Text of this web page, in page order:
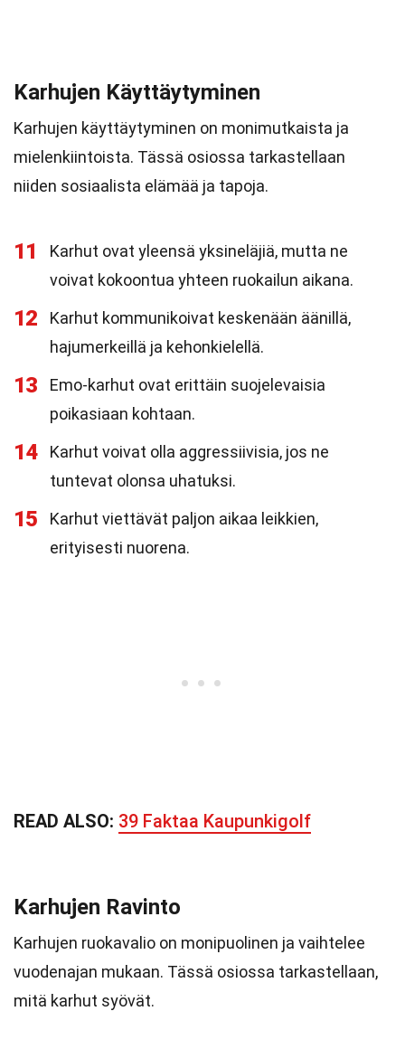
Karhujen Käyttäytyminen
Karhujen käyttäytyminen on monimutkaista ja
mielenkiintoista. Tässä osiossa tarkastellaan
niiden sosiaalista elämää ja tapoja.
11
Karhut ovat yleensä yksineläjiä, mutta ne
voivat kokoontua yhteen ruokailun aikana.
12
Karhut kommunikoivat keskenään äänillä,
hajumerkeillä ja kehonkielellä.
13
Emo-karhut ovat erittäin suojelevaisia
poikasiaan kohtaan.
14
Karhut voivat olla aggressiivisia, jos ne
tuntevat olonsa uhatuksi.
15
Karhut viettävät paljon aikaa leikkien,
erityisesti nuorena.
READ ALSO: 39 Faktaa Kaupunkigolf
Karhujen Ravinto
Karhujen ruokavalio on monipuolinen ja vaihtelee
vuodenajan mukaan. Tässä osiossa tarkastellaan,
mitä karhut syövät.